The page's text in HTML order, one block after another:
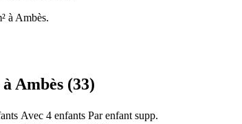
à Ambès.
Ambès (33)
Avec 4 enfants Par enfant supp.